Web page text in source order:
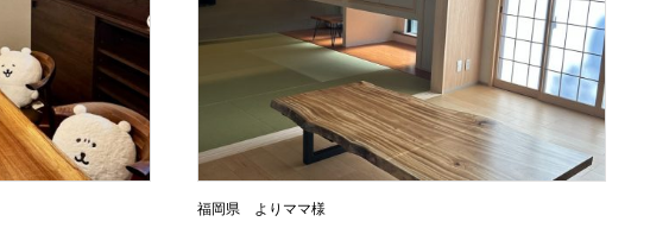
福岡県 よりママ様